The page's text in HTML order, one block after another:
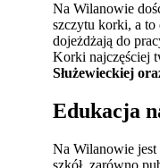
Na Wilanowie
szczytu korki, a to
dojeżdżają do
Korki najczęściej
Służewieckiej
Edukacja
Na Wilanowie jest